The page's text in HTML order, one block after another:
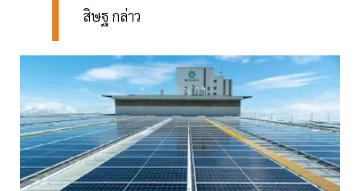
สิษฐ กล่าว